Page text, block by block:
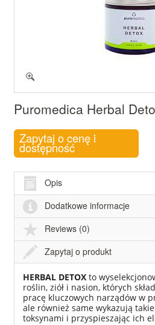
Puromedica Herbal
Zapytaj o cenę i
dostępność
Opis
Dodatkowe informacje
Reviews (0)
Zapytaj o produkt
HERBAL DETOXto
roślin, ziół i nasion, których
pracę kluczowych narządów w
ale również same wykazują takie
toksynami i przyspieszając ich